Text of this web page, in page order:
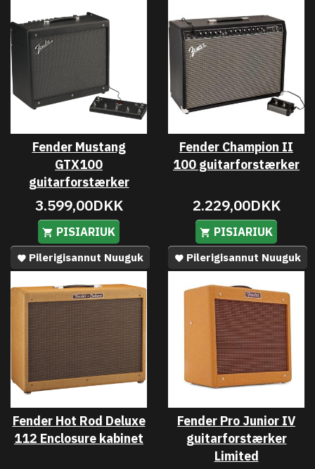
Fender Mustang
GTX100
guitarforstærker
3.599,00DKK
PISIARIUK
Pilerigisannut Nuuguk
Fender Champion II
100 guitarforstærker
2.229,00DKK
PISIARIUK
Pilerigisannut Nuuguk
Fender Hot Rod Deluxe
112 Enclosure kabinet
Fender Pro Junior IV
guitarforstærker
Limited